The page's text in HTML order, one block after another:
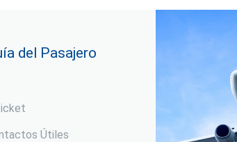
del Pasajero
Útiles